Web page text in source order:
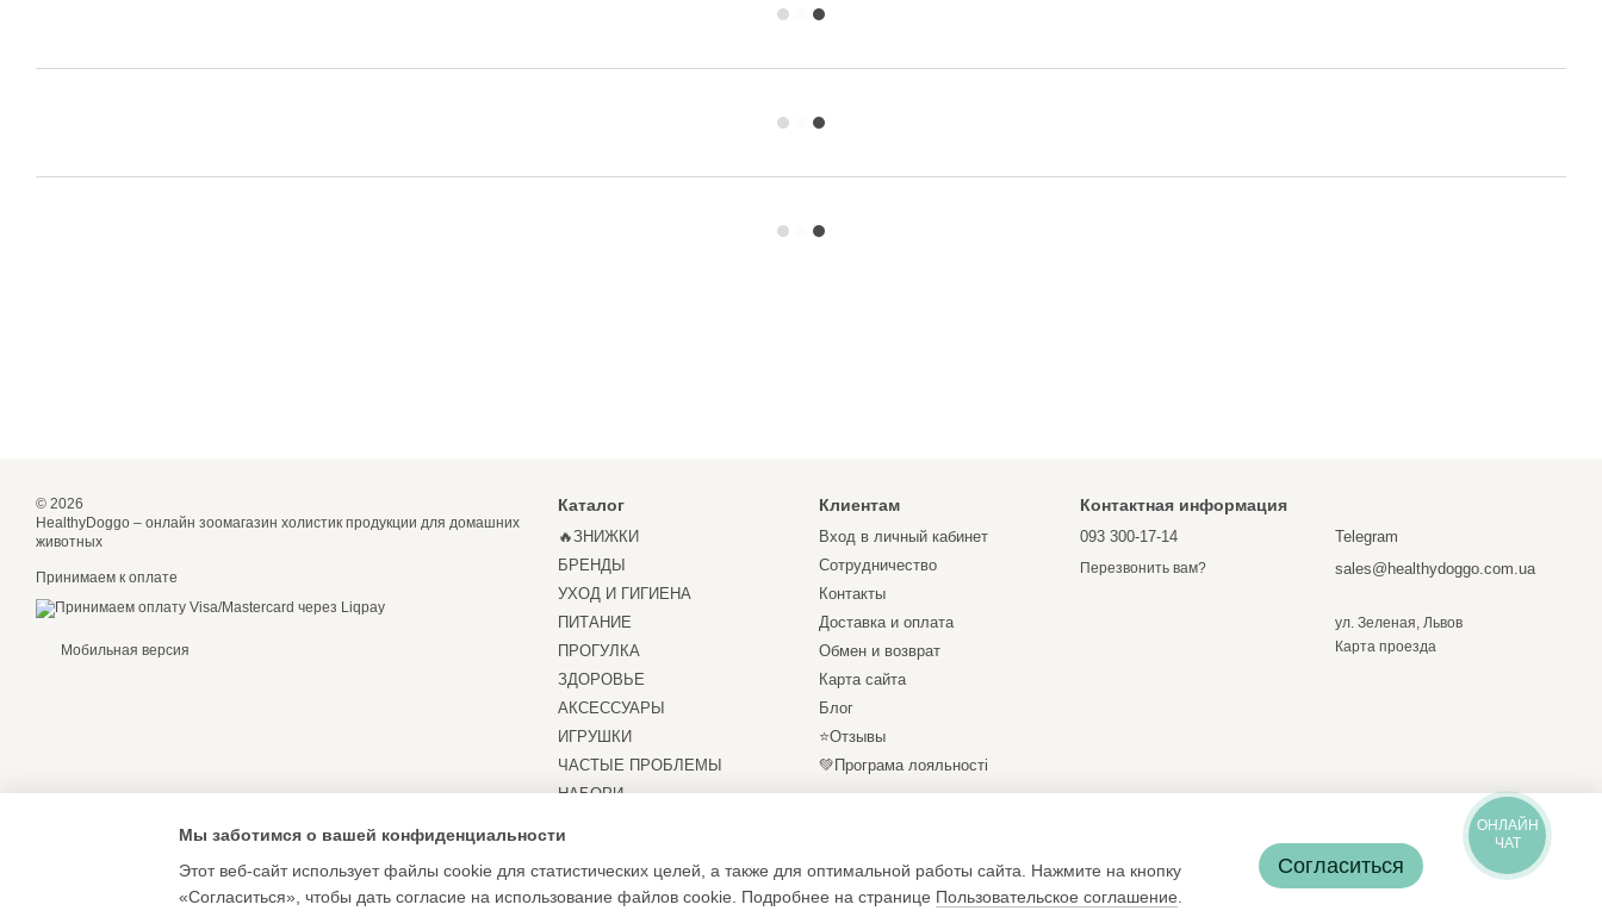
© 2026
HealthyDoggo – онлайн зоомагазин холистик продукции для домашних
животных
Принимаем к оплате
Мобильная версия
Каталог
🔥ЗНИЖКИ
БРЕНДЫ
УХОД И ГИГИЕНА
ПИТАНИЕ
ПРОГУЛКА
ЗДОРОВЬЕ
АКСЕССУАРЫ
ИГРУШКИ
ЧАСТЫЕ ПРОБЛЕМЫ
НАБОРИ
Клиентам
Вход в личный кабинет
Сотрудничество
Контакты
Доставка и оплата
Обмен и возврат
Карта сайта
Блог
⭐Отзывы
💚Програма лояльності
Контактная информация
093 300-17-14
Перезвонить вам?
Telegram
sales@healthydoggo.com.ua
ул. Зеленая, Львов
Карта проезда
Мы заботимся о вашей конфиденциальности
Этот веб-сайт использует файлы cookie для статистических целей, а также для оптимальной работы сайта. Нажмите на кнопку
«Согласиться», чтобы дать согласие на использование файлов cookie. Подробнее на странице Пользовательское соглашение
Согласиться
ОНЛАЙН
ЧАТ